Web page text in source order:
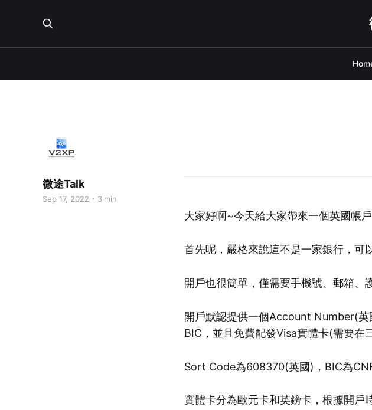
微途Talk
Sep 17, 2022 3 min
大家好啊~今天給大家帶來一個英國帳
首先呢，嚴格來說這不是一家銀行，可
開戶也很簡單，僅需要手機號、郵箱、
開戶默認提供一個Account Number(
BIC，並且免費配發Visa實體卡(需要在
Sort Code為608370(英國)，BIC為
實體卡分為歐元卡和英鎊卡，根據開戶